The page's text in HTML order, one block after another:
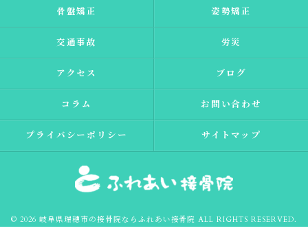
骨盤矯正 姿勢矯正
交通事故 労災
アクセス ブログ
コラム お問い合わせ
プライバシーポリシー サイトマップ
© 2026 岐阜県瑞穂市の接骨院ならふれあい接骨院 ALL RIGHTS RESERVED.